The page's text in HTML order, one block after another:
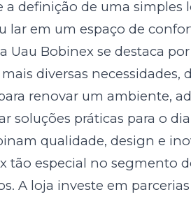
a definição de uma simples
lar em um espaço de
Uau Bobinex se destaca
diversas necessidades,
renovar um ambiente,
soluções práticas para o
qualidade, design e
tão especial no segmento
A loja investe em